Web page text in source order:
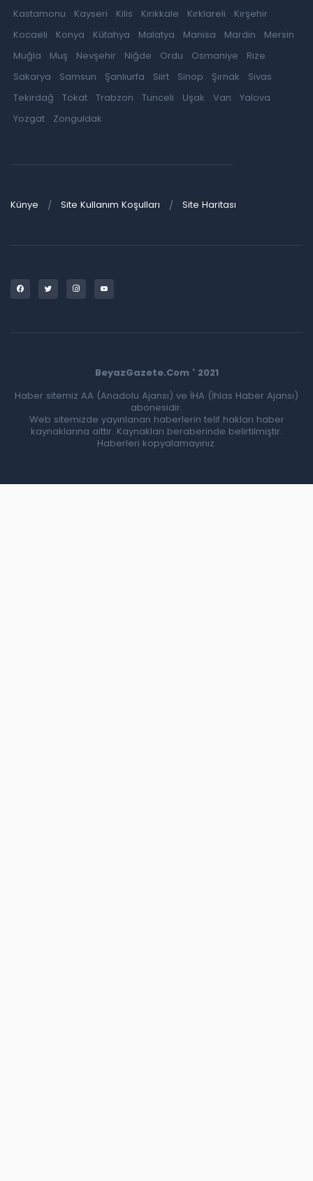
Kastamonu
Kayseri Kilis Kırıkkale Kırklareli
Kırşehir
Kocaeli
Konya Kütahya Malatya Manisa Mardin
Mersin
Muğla
Muş Nevşehir Niğde Ordu Osmaniye
Rize
Sakarya
Samsun Şanlıurfa Siirt Sinop Şırnak
Sivas
Tekirdağ
Tokat Trabzon Tunceli Uşak Van
Yalova
Yozgat
Zonguldak
Künye Site Kullanım Koşulları Site Haritası
BeyazGazete.Com ' 2021
Haber sitemiz AA (Anadolu Ajansı) ve İHA (İhlas Haber Ajansı)
abonesidir.
Web sitemizde yayınlanan haberlerin telif hakları haber
kaynaklarına aittir. Kaynakları beraberinde belirtilmiştir.
Haberleri kopyalamayınız.